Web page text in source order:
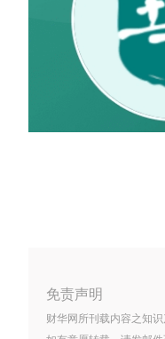
免责声明
财华网所刊载内容之知